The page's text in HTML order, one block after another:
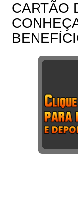
CARTÃO